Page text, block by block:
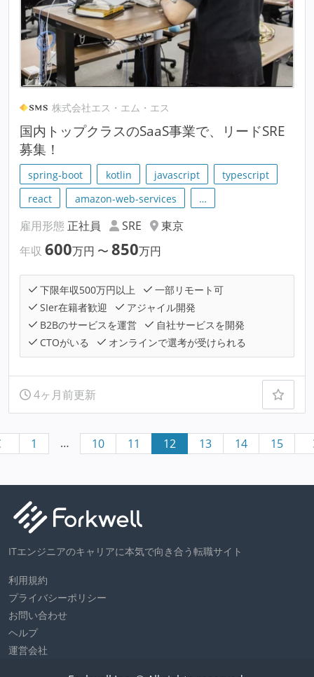
株式会社エス・エム・エス
国内トップクラスのSaaS事業で、リードSRE
募集！
spring-boot kotlin javascript
typescript
react
amazon-web-services …
雇用形態 正社員 SRE
東京
年収 600万円 〜 850万円
下限年収500万円以上
一部リモート可
SIer在籍者歓迎
アジャイル開発
B2Bのサービスを運営
自社サービスを開発
CTOがいる
オンラインで選考が受けられる
4ヶ月前更新
1 … 10 11 12 13 14 15
ITエンジニアのキャリアに本気で向き合う転職サイト
利用規約
プライバシーポリシー
お問い合わせ
ヘルプ
運営会社